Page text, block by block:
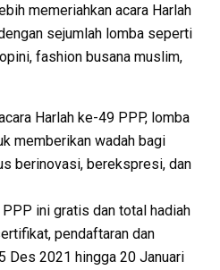
memeriahkan acara Harlah
sejumlah lomba seperti
fashion busana muslim,
Harlah ke-49 PPP, lomba
memberikan wadah bagi
berinovasi, berekspresi, dan
ini gratis dan total hadiah
pendaftaran dan
Des 2021 hingga 20 Januari